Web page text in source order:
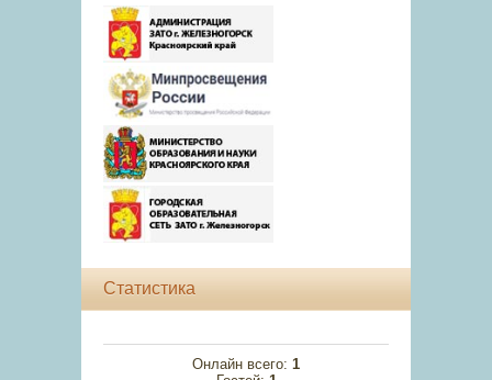
Статистика
Онлайн всего: 1